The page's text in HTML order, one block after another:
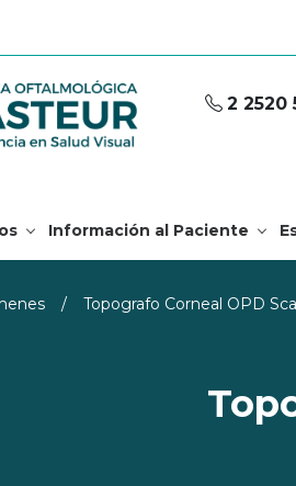
2 2520
Información al Paciente
/ Topografo Corneal OPD